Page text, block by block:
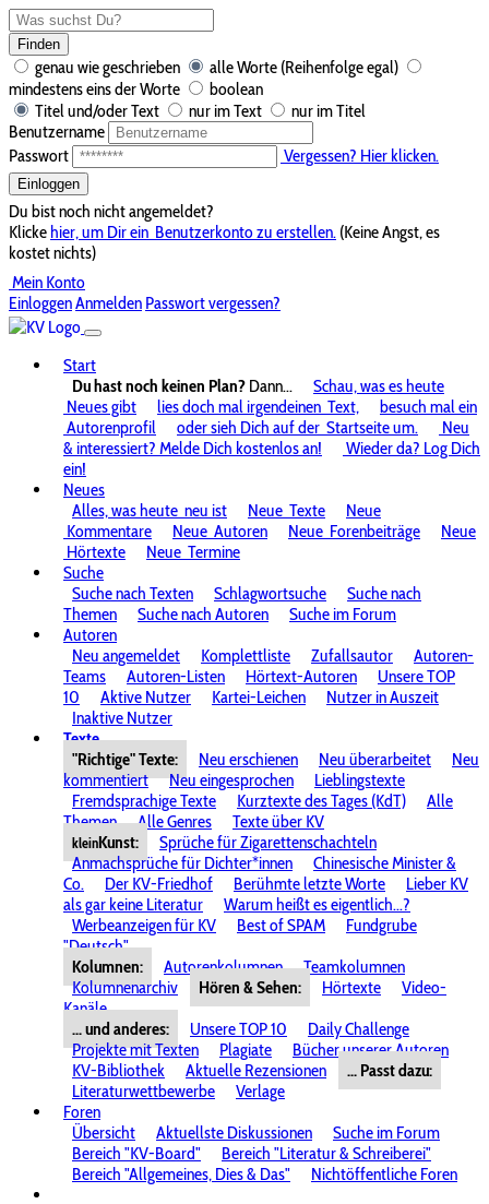
Finden
genau wie geschrieben
alle Worte (Reihenfolge egal)
mindestens eins der Worte
boolean
Titel und/oder Text
nur im Text
nur im Titel
Benutzername
Passwort
Vergessen? Hier klicken.
Einloggen
Du bist noch nicht angemeldet?
Klickehier, um Dir ein Benutzerkonto zu erstellen. (Keine Angst, es
kostet nichts)
Mein Konto
EinloggenAnmelden Passwort vergessen?
Start
Du hast noch keinen Plan? Dann...
Schau, was es heute
Neues gibt
lies doch mal irgendeinen Text,
besuch mal ein
Autorenprofil
oder sieh Dich auf der Startseite um.
Neu
& interessiert? Melde Dich kostenlos an!
Wieder da? Log Dich
ein!
Neues
Alles, was heute neu ist Neue Texte
Neue
Kommentare
Neue Autoren Neue Forenbeiträge
Neue
Hörtexte
Neue Termine
Suche
Suche nach Texten
Schlagwortsuche
Suche nach
Themen
Suche nach Autoren
Suche im Forum
Autoren
Neu angemeldet
Komplettliste Zufallsautor
Autoren-
Teams
Autoren-Listen Hörtext-Autoren
Unsere TOP
10
Aktive Nutzer Kartei-Leichen
Nutzer in Auszeit
Inaktive Nutzer
Texte
"Richtige" Texte:
Neu erschienen Neu überarbeitet
Neu
kommentiert
Neu eingesprochen
Lieblingstexte
Fremdsprachige Texte
Kurztexte des Tages (KdT)
Alle
Themen
Alle Genres Texte über KV
kleinKunst:
Sprüche für Zigarettenschachteln
Anmachsprüche für Dichter*innen
Chinesische Minister &
Co.
Der KV-Friedhof Berühmte letzte Worte
Lieber KV
als gar keine Literatur
Warum heißt es eigentlich...?
Werbeanzeigen für KV
Best of SPAM
Fundgrube
"Deutsch"
Kolumnen:
Autorenkolumnen
Teamkolumnen
Kolumnenarchiv
Hören & Sehen: Hörtexte
Video-
Kanäle
... und anderes:
Unsere TOP 10
Daily Challenge
Projekte mit Texten
Plagiate
Bücher unserer Autoren
KV-Bibliothek
Aktuelle Rezensionen
... Passt dazu:
Literaturwettbewerbe
Verlage
Foren
Übersicht
Aktuellste Diskussionen
Suche im Forum
Bereich "KV-Board"
Bereich "Literatur & Schreiberei"
Bereich "Allgemeines, Dies & Das"
Nichtöffentliche Foren